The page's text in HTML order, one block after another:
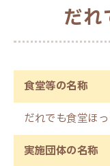
だれ
食堂等の名称
だれでも食堂ほ
実施団体の名称